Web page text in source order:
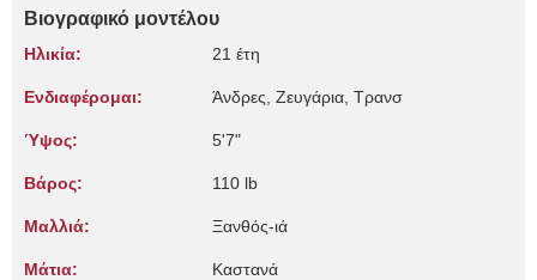
Βιογραφικό μοντέλου
Ηλικία: 21 έτη
Ενδιαφέρομαι: Άνδρες, Zευγάρια, Τρανσ
Ύψος: 5'7"
Βάρος: 110 lb
Μαλλιά: Ξανθός-ιά
Μάτια: Καστανά